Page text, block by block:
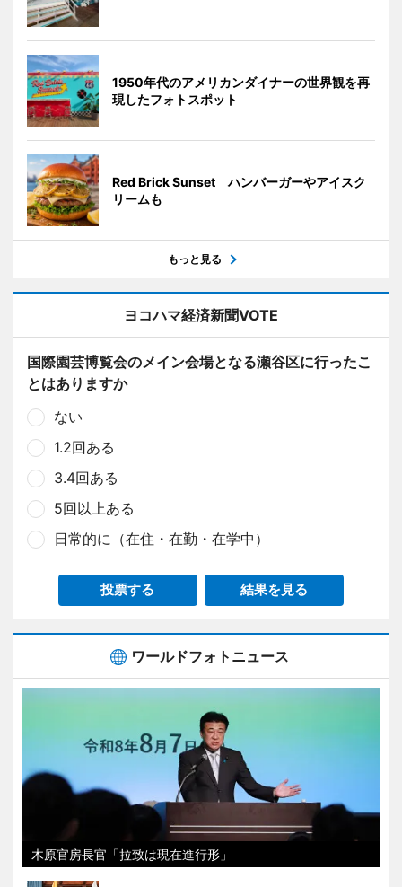
1950年代のアメリカンダイナーの世界観を再
現したフォトスポット
Red Brick Sunset ハンバーガーやアイスク
リームも
もっと見る
ヨコハマ経済新聞VOTE
国際園芸博覧会のメイン会場となる瀬谷区に行ったこ
とはありますか
ない
1.2回ある
3.4回ある
5回以上ある
日常的に（在住・在勤・在学中）
投票する 結果を見る
ワールドフォトニュース
木原官房長官「拉致は現在進行形」